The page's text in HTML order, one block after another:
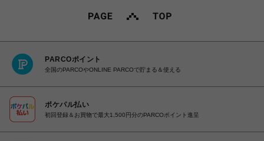
PARCOポイント
全国のPARCOやONLINE PARCOで貯まる＆使える
ポケパル払い
初回登録＆お買物で最大1,500円分のPARCOポイント進呈